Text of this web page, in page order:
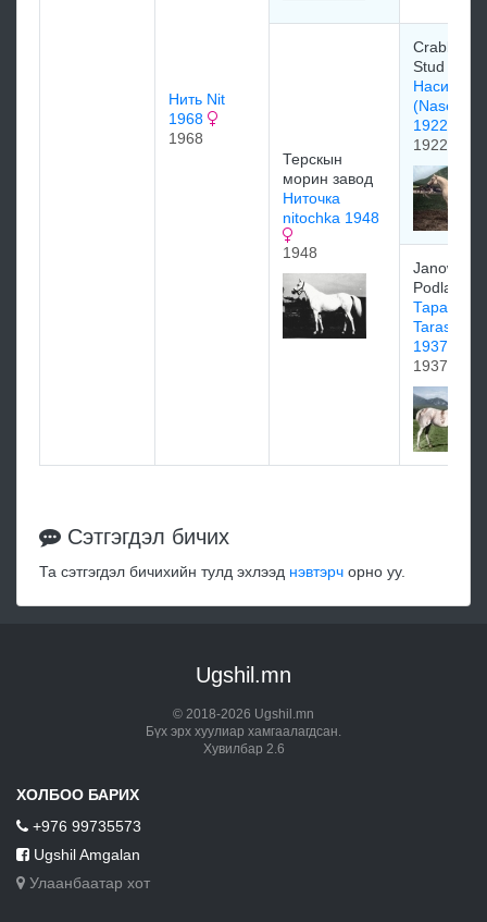
Нить Nit
1968
1968
Терскын
морин завод
Ниточка
nitochka 1948
1948
Crabbet
Stud
Насим
(Naseem
1922)
1922
Janow
Podlaski
Тараша
Taraszcza
1937
1937
Сэтгэгдэл бичих
Та сэтгэгдэл бичихийн тулд эхлээд нэвтэрч орно уу.
Ugshil.mn
© 2018-2026 Ugshil.mn
Бүх эрх хуулиар хамгаалагдсан.
Хувилбар 2.6
ХОЛБОО БАРИХ
+976 99735573
Ugshil Amgalan
Улаанбаатар хот